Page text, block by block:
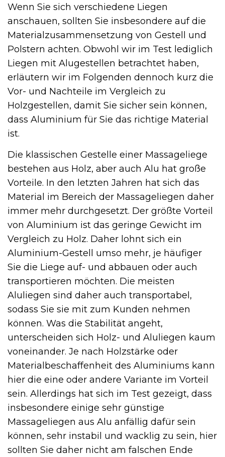
Wenn Sie sich verschiedene Liegen
anschauen, sollten Sie insbesondere auf die
Materialzusammensetzung von Gestell und
Polstern achten. Obwohl wir im Test lediglich
Liegen mit Alugestellen betrachtet haben,
erläutern wir im Folgenden dennoch kurz die
Vor- und Nachteile im Vergleich zu
Holzgestellen, damit Sie sicher sein können,
dass Aluminium für Sie das richtige Material
ist.
Die klassischen Gestelle einer Massageliege
bestehen aus Holz, aber auch Alu hat große
Vorteile. In den letzten Jahren hat sich das
Material im Bereich der Massageliegen daher
immer mehr durchgesetzt. Der größte Vorteil
von Aluminium ist das geringe Gewicht im
Vergleich zu Holz. Daher lohnt sich ein
Aluminium-Gestell umso mehr, je häufiger
Sie die Liege auf- und abbauen oder auch
transportieren möchten. Die meisten
Aluliegen sind daher auch transportabel,
sodass Sie sie mit zum Kunden nehmen
können. Was die Stabilität angeht,
unterscheiden sich Holz- und Aluliegen kaum
voneinander. Je nach Holzstärke oder
Materialbeschaffenheit des Aluminiums kann
hier die eine oder andere Variante im Vorteil
sein. Allerdings hat sich im Test gezeigt, dass
insbesondere einige sehr günstige
Massageliegen aus Alu anfällig dafür sein
können, sehr instabil und wacklig zu sein, hier
sollten Sie daher nicht am falschen Ende